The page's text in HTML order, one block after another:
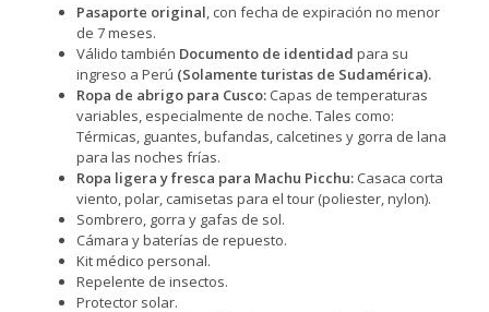
Pasaporte original , con fecha de expiración no menor
de 7 meses.
Válido también Documento de identidad para su
ingreso a Perú (Solamente turistas de Sudamérica).
Ropa de abrigo para Cusco: Capas de temperaturas
variables, especialmente de noche. Tales como:
Térmicas, guantes, bufandas, calcetines y gorra de lana
para las noches frías.
Ropa ligera y fresca para Machu Picchu: Casaca corta
viento, polar, camisetas para el tour (poliester, nylon).
Sombrero, gorra y gafas de sol.
Cámara y baterías de repuesto.
Kit médico personal.
Repelente de insectos.
Protector solar.